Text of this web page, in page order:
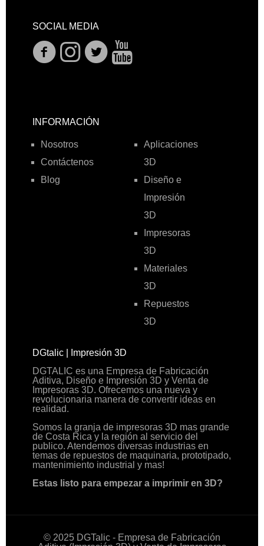
SOCIAL MEDIA
INFORMACIÓN
Nosotros
Contáctenos
Blog
Aplicaciones
3D
Diseño e
Impresión
3D
Impresoras
3D
Materiales
3D
Repuestos
3D
DGtalic | Impresión 3D
DGTALIC es una Empresa de Fabricación
Aditiva, Diseño e Impresión 3D y Venta de
Impresoras 3D. Ofrecemos una nueva y
revolucionaria manera de convertir ideas en
realidad.
Somos la granja de impresoras 3D mas grande
de Costa Rica y la región al servicio del
publico. Atendemos diversas industrias en
temas de repuestos de maquinaria, prototipado,
mantenimiento industrial y mas!
Estas listo para empezar a imprimir en 3D?
© 2025 DGTalic - Empresa de Fabricación